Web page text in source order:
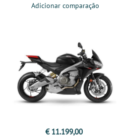
Adicionar comparação
€ 11.199,00